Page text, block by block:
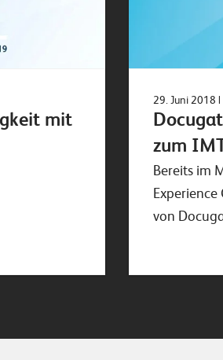
mit
29. Juni 2018|
zum
Bereits im
von